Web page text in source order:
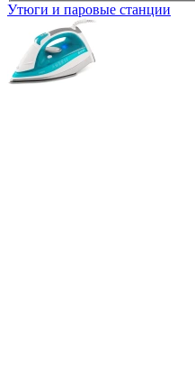
Утюги и паровые станции